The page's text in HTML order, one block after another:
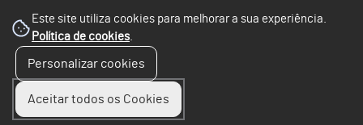
Este site utiliza cookies para melhorar a sua experiência.
Política de cookies.
Personalizar cookies
Aceitar todos os Cookies